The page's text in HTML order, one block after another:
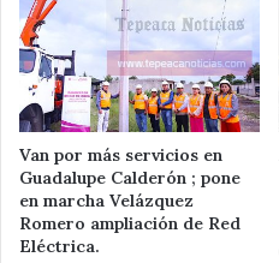
Van por más servicios en
Guadalupe Calderón ; pone
en marcha Velázquez
Romero ampliación de Red
Eléctrica.